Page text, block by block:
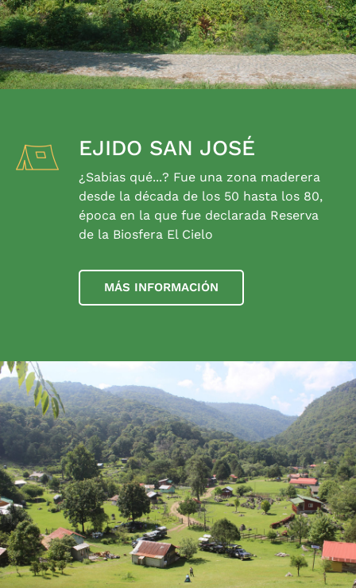
EJIDO SAN JOSÉ
¿Sabias qué...? Fue una zona maderera
desde la década de los 50 hasta los 80,
época en la que fue declarada Reserva
de la Biosfera El Cielo
MÁS INFORMACIÓN